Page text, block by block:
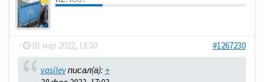
- 01 мар 2022, 13:30 #1267230
vasilevписал(а): ↑